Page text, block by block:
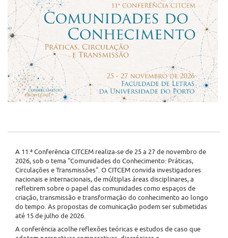
A 11.ª Conferência CITCEM realiza-se de 25 a 27 de novembro de
2026, sob o tema "Comunidades do Conhecimento: Práticas,
Circulações e Transmissões". O CITCEM convida investigadores
nacionais e internacionais, de múltiplas áreas disciplinares, a
refletirem sobre o papel das comunidades como espaços de
criação, transmissão e transformação do conhecimento ao longo
do tempo. As propostas de comunicação podem ser submetidas
até 15 de julho de 2026.
A conferência acolhe reflexões teóricas e estudos de caso que